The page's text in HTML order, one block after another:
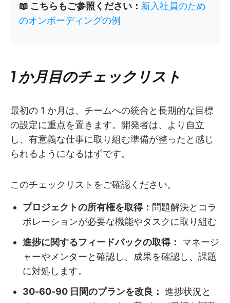
📖 こちらもご参照ください： 新入社員のため
のオンボーディングの例
1 か月目のチェックリスト
最初の 1 か月は、チームへの統合と長期的な目標
の設定に重点を置きます。開発者は、より自立
し、有意義な仕事に取り組む準備が整ったと感じ
られるようになるはずです。
このチェックリストをご確認ください。
プロジェクトの所有権を取得： 問題解決とコラ
ボレーションが必要な機能やタスクに取り組む
進捗に関するフィードバックの取得：
マネージ
ャーやメンターと確認し、成果を確認し、課題
に対処します。
30-60-90 日間のプランを改良： 進捗状況と